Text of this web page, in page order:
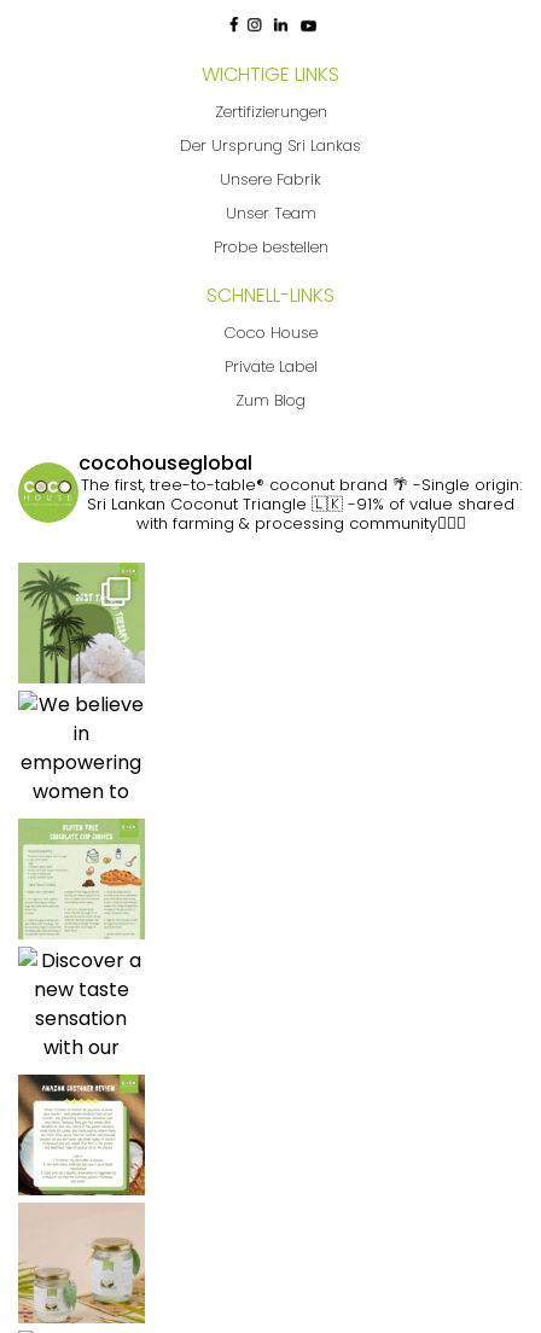
WICHTIGE LINKS
Zertifizierungen
Der Ursprung Sri Lankas
Unsere Fabrik
Unser Team
Probe bestellen
SCHNELL-LINKS
Coco House
Private Label
Zum Blog
cocohouseglobal
The first, tree-to-table® coconut brand 🌴 -Single origin:
Sri Lankan Coconut Triangle 🇱🇰 -91% of value shared
with farming & processing community👷🏽‍♀️